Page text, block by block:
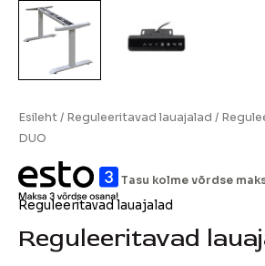
Esileht/ Reguleeritavad lauajalad /
DUO
Tasu kolme võrdse
Reguleeritavad lauajalad
Reguleeritavad